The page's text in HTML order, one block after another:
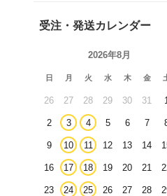
受注・発送カレンダー
2026年8月
日 月 火 水 木 金
26 27 28 29 30 31 1
2 3 4 5 6 7
9 10 11 12 13 14
16 17 18 19 20 21
23 24 25 26 27 28